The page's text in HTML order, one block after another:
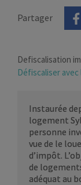
Partager
Defiscalisation
Défiscaliser avec
Instaurée
logement
personne
vue de le
d’impôt.
de
adéquat au